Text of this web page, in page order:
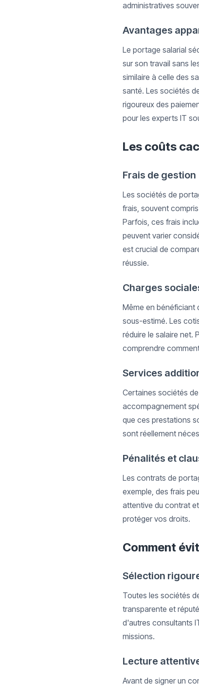
administratives
Avantages
Le portage salarial
sur son travail sans
similaire à celle des
santé. Les sociétés
rigoureux des
pour les experts IT
Les coûts
Frais de gestion
Les sociétés de
frais, souvent
Parfois, ces frais
peuvent varier
est crucial de
réussie.
Charges
Même en bénéficiant
sous-estimé. Les
réduire le salaire net.
comprendre
Services
Certaines sociétés
accompagnement
que ces prestations
sont réellement
Pénalités et
Les contrats de
exemple, des frais
attentive du contrat
protéger vos droits.
Comment
Sélection
Toutes les sociétés
transparente et
d'autres consultants
missions.
Lecture
Avant de signer un